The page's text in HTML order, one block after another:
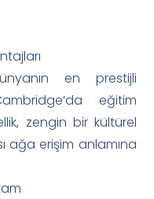
en prestijli
eğitim
zengin bir kültürel
ağa erişim anlamına